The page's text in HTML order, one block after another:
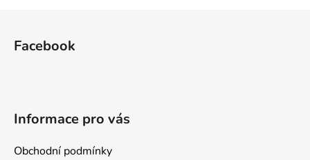
Facebook
Informace pro vás
Obchodní podmínky